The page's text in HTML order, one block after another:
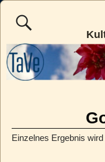
Einzelnes Ergebnis